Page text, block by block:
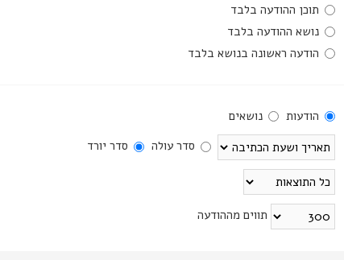
תוכן ההודעה בלבד
נושא ההודעה בלבד
הודעה ראשונה בנושא בלבד
הודעות
נושאים
סדר עולה סדר יורד
תווים מההודעה